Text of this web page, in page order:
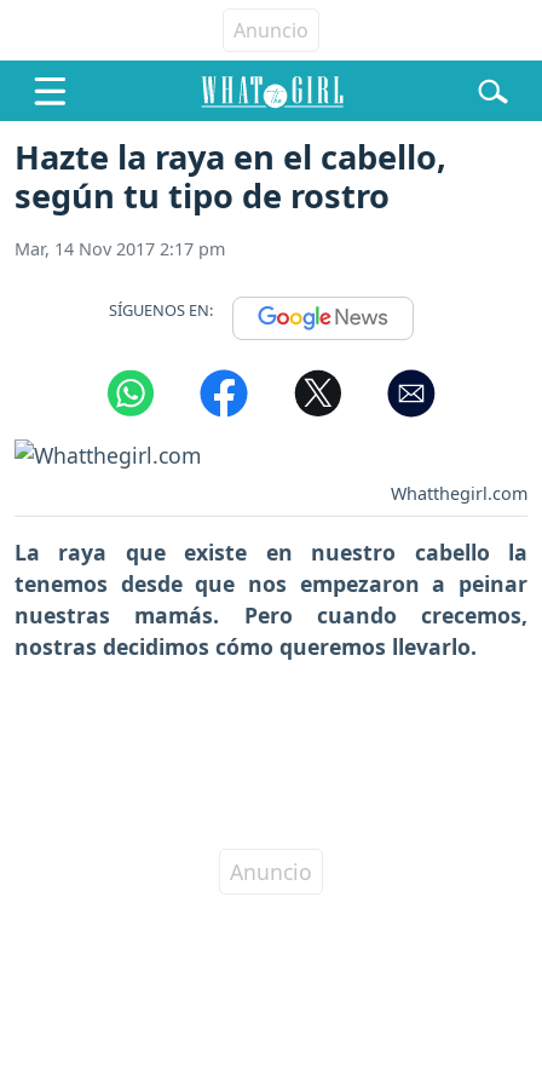
Hazte la raya en el cabello,
según tu tipo de rostro
Mar, 14 Nov 2017 2:17 pm
SÍGUENOS EN:
Whatthegirl.com
La raya que existe en nuestro cabello la
tenemos desde que nos empezaron a peinar
nuestras mamás. Pero cuando crecemos,
nostras decidimos cómo queremos llevarlo.